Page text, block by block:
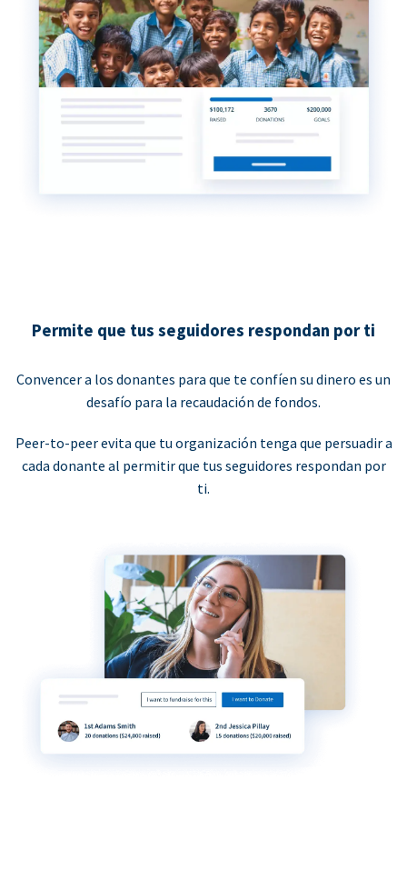
Permite que tus seguidores respondan por ti
Convencer a los donantes para que te confíen su dinero es un
desafío para la recaudación de fondos.
Peer-to-peer evita que tu organización tenga que persuadir a
cada donante al permitir que tus seguidores respondan por
ti.